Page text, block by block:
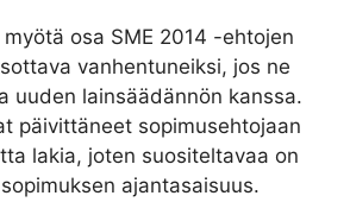
osa SME 2014 -ehtojen
vanhentuneiksi, jos ne
uuden lainsäädännön kanssa.
päivittäneet sopimusehtojaan
lakia, joten suositeltavaa on
ajantasaisuus.